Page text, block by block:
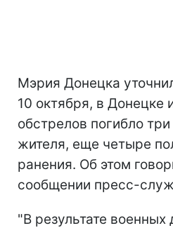
Мэрия Донецка
10 октября, в Донецке
обстрелов погибло
жителя, еще четыре
ранения. Об этом
сообщении пресс-
"В результате военных